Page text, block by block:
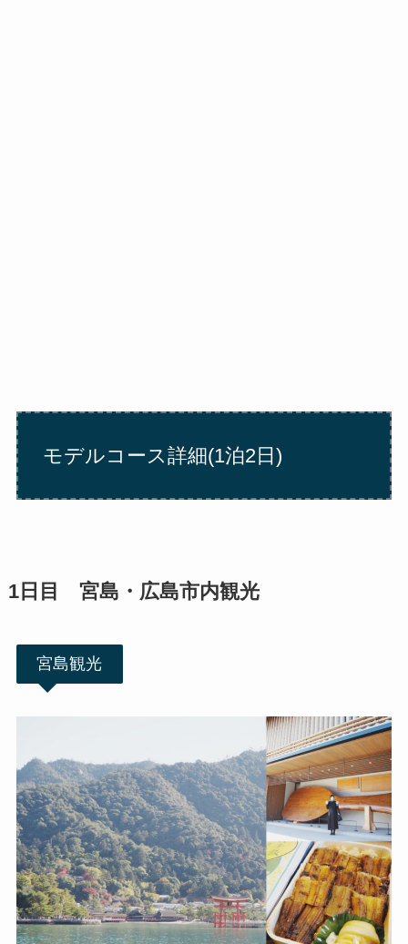
モデルコース詳細(1泊2日)
1日目 宮島・広島市内観光
宮島観光